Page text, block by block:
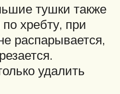
тушки также
хребту, при
распарывается,
удалить